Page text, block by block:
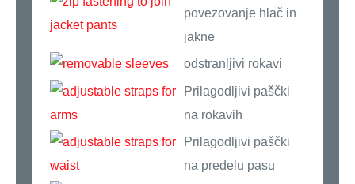
povezovanje hlač in
jakne
odstranljivi rokavi
Prilagodljivi paščki
na rokavih
Prilagodljivi paščki
na predelu pasu